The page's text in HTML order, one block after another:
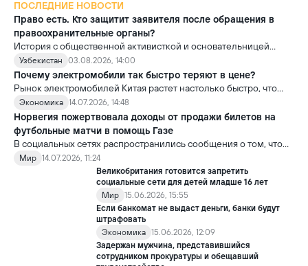
ПОСЛЕДНИЕ НОВОСТИ
Право есть. Кто защитит заявителя после обращения в
правоохранительные органы?
История с общественной активисткой и основательницей
проекта «Немолчи.uz» Ириной Матвиенко поднимает вопрос,
который выходит далеко за рамки одного судебного дела.
Узбекистан 03.08.2026, 14:00
Почему электромобили так быстро теряют в цене?
Рынок электромобилей Китая растет настолько быстро, что
новые модели выходят почти ежемесячно. В результате
стоимость более ранних моделей заметно снижается.
Экономика 14.07.2026, 14:48
Норвегия пожертвовала доходы от продажи билетов на
футбольные матчи в помощь Газе
В социальных сетях распространились сообщения о том, что
сборная Норвегии перечислила весь призовой фонд,
полученный на чемпионате мира по футболу FIFA 2026, в
качестве гуманитарной помощи жителям сектора Газа.
Мир 14.07.2026, 11:24
Великобритания готовится запретить
социальные сети для детей младше 16 лет
Мир 15.06.2026, 15:55
Если банкомат не выдаст деньги, банки будут
штрафовать
Экономика 15.06.2026, 12:09
Задержан мужчина, представившийся
сотрудником прокуратуры и обещавший